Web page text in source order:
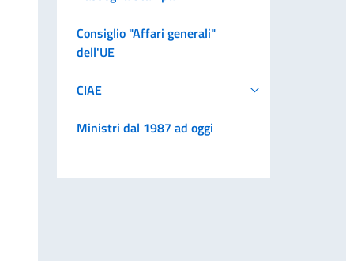
Consiglio "Affari generali"
dell'UE
CIAE
Ministri dal 1987 ad oggi